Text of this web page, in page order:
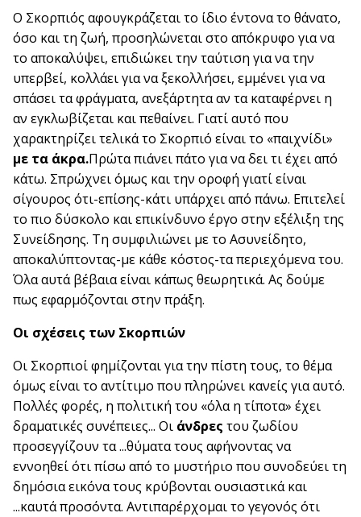
Ο Σκορπιός αφουγκράζεται το ίδιο έντονα το θάνατο,
όσο και τη ζωή, προσηλώνεται στο απόκρυφο για να
το αποκαλύψει, επιδιώκει την ταύτιση για να την
υπερβεί, κολλάει για να ξεκολλήσει, εμμένει για να
σπάσει τα φράγματα, ανεξάρτητα αν τα καταφέρνει η
αν εγκλωβίζεται και πεθαίνει. Γιατί αυτό που
χαρακτηρίζει τελικά το Σκορπιό είναι το «παιχνίδι»
με τα άκρα.Πρώτα πιάνει πάτο για να δει τι έχει από
κάτω. Σπρώχνει όμως και την οροφή γιατί είναι
σίγουρος ότι-επίσης-κάτι υπάρχει από πάνω. Επιτελεί
το πιο δύσκολο και επικίνδυνο έργο στην εξέλιξη της
Συνείδησης. Τη συμφιλιώνει με το Ασυνείδητο,
αποκαλύπτοντας-με κάθε κόστος-τα περιεχόμενα του.
Όλα αυτά βέβαια είναι κάπως θεωρητικά. Ας δούμε
πως εφαρμόζονται στην πράξη.
Οι σχέσεις των Σκορπιών
Οι Σκορπιοί φημίζονται για την πίστη τους, το θέμα
όμως είναι το αντίτιμο που πληρώνει κανείς για αυτό.
Πολλές φορές, η πολιτική του «όλα η τίποτα» έχει
δραματικές συνέπειες... Οι άνδρες του ζωδίου
προσεγγίζουν τα ...θύματα τους αφήνοντας να
εννοηθεί ότι πίσω από το μυστήριο που συνοδεύει τη
δημόσια εικόνα τους κρύβονται ουσιαστικά και
...καυτά προσόντα. Αντιπαρέρχομαι το γεγονός ότι